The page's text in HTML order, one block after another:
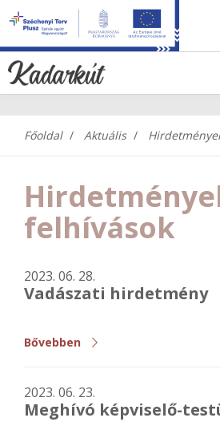
Főoldal Aktuális
felhívások
2023. 06. 28.
Vadászati hirdetmény
Bővebben
2023. 06. 23.
Meghívó képviselő-